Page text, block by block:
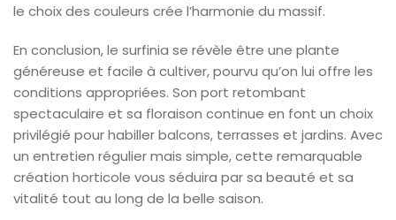
le choix des couleurs crée l’harmonie du massif.
En conclusion, le surfinia se révèle être une plante
généreuse et facile à cultiver, pourvu qu’on lui offre les
conditions appropriées. Son port retombant
spectaculaire et sa floraison continue en font un choix
privilégié pour habiller balcons, terrasses et jardins. Avec
un entretien régulier mais simple, cette remarquable
création horticole vous séduira par sa beauté et sa
vitalité tout au long de la belle saison.